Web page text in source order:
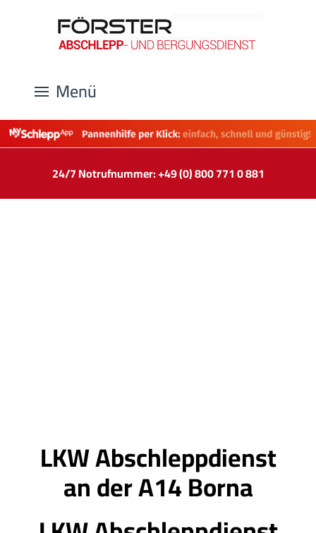
Menü
24/7 Notrufnummer: +49 (0) 800 771 0 881
LKW Abschleppdienst
an der A14 Borna